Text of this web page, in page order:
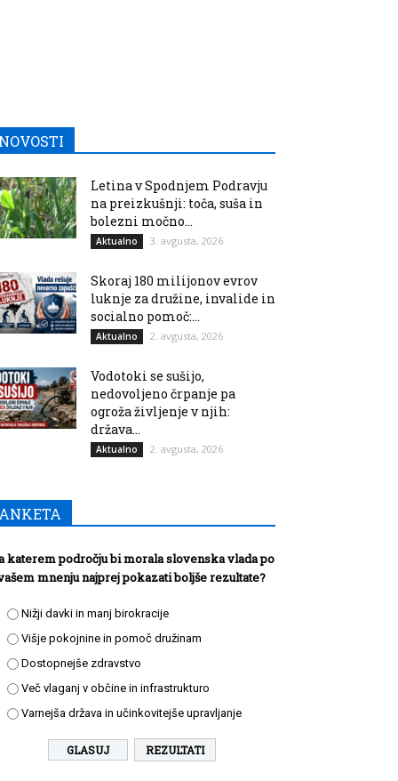
Letina v Spodnjem Podravju
na preizkušnji: toča, suša in
bolezni močno...
Aktualno 3. avgusta, 2026
Skoraj 180 milijonov evrov
luknje za družine, invalide in
socialno pomoč:...
Aktualno 2. avgusta, 2026
Vodotoki se sušijo,
nedovoljeno črpanje pa
ogroža življenje v njih:
država...
Aktualno 2. avgusta, 2026
katerem področju bi morala slovenska vlada po
mnenju najprej pokazati boljše rezultate?
Nižji davki in manj birokracije
Višje pokojnine in pomoč družinam
Dostopnejše zdravstvo
Več vlaganj v občine in infrastrukturo
Varnejša država in učinkovitejše upravljanje
REZULTATI